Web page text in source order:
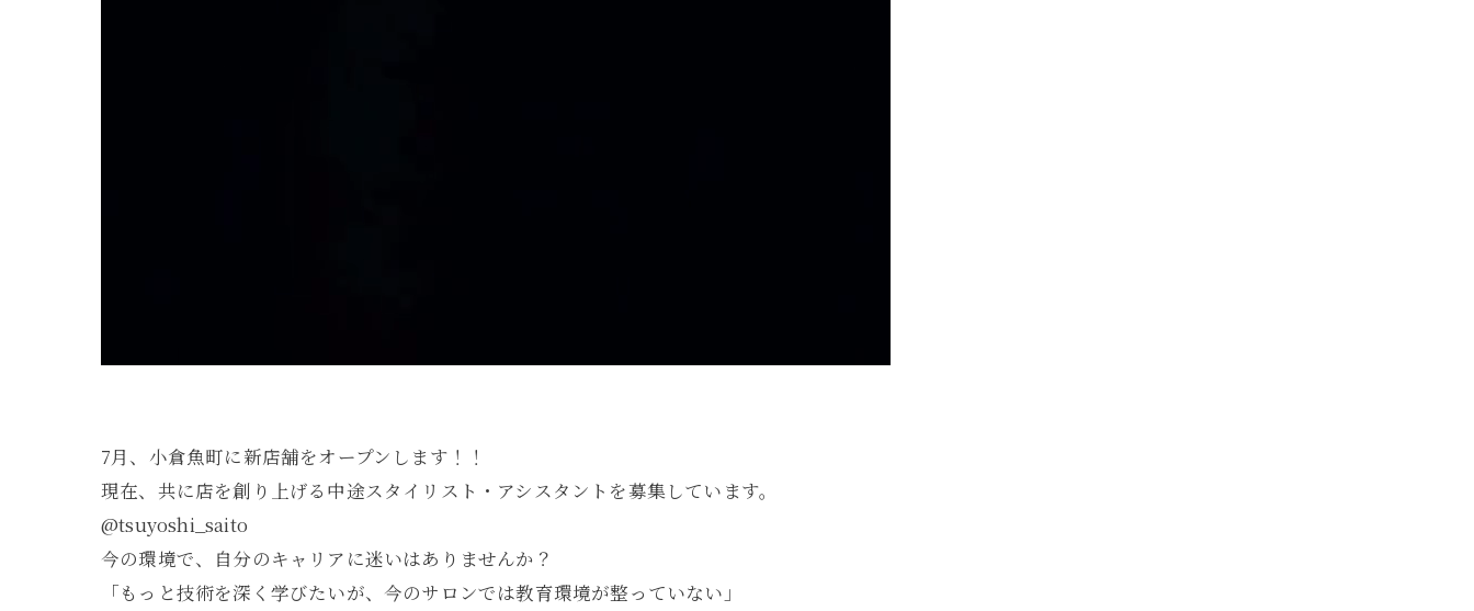
7月、小倉魚町に新店舗をオープンします！！
現在、共に店を創り上げる中途スタイリスト・アシスタントを募集しています。
@tsuyoshi_saito
今の環境で、自分のキャリアに迷いはありませんか？
「もっと技術を深く学びたいが、今のサロンでは教育環境が整っていない」